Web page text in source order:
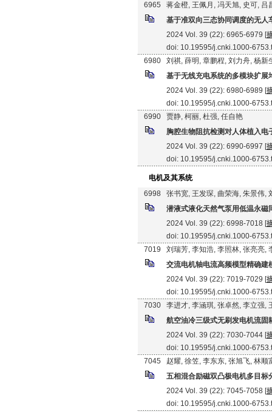
6965
蒋金橙, 王佩月, 冯天旭, 史可, 吕
基于准双向三态协同调度的无人
2024 Vol. 39 (22): 6965-6979 [
doi: 10.19595/j.cnki.1000-
6980
刘祺, 薛明, 章鹏程, 刘力舟, 杨新
基于无线充电系统的多模块扩展
2024 Vol. 39 (22): 6980-6989 [
doi: 10.19595/j.cnki.1000-
6990
贾静, 柯丽, 杜强, 任自艳
胸腔生物阻抗检测对人体植入电
2024 Vol. 39 (22): 6990-6997 [
doi: 10.19595/j.cnki.1000-
电机及其系统
6998
张书宽, 王发琛, 曲荣海, 朱景伟,
潜液式液化天然气泵用低温永磁
2024 Vol. 39 (22): 6998-7018 [
doi: 10.19595/j.cnki.1000-
7019
刘瑞芳, 李知浩, 李照林, 张亮亮,
交流电机轴电流高频模型精确建
2024 Vol. 39 (22): 7019-7029 [
doi: 10.19595/j.cnki.1000-
7030
李进才, 李涵琪, 张卓然, 李立强,
航空油冷三级式无刷发电机流固
2024 Vol. 39 (22): 7030-7044 [
doi: 10.19595/j.cnki.1000-
7045
赵耀, 徐笠, 李东东, 张旭飞, 林顺
五相混合励磁双凸极电机多目标
2024 Vol. 39 (22): 7045-7058 [
doi: 10.19595/j.cnki.1000-